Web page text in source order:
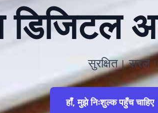
डिजिटल
सुरक्षित। सरल।
हाँ, मुझे निःशुल्क पहुँच चाहिए